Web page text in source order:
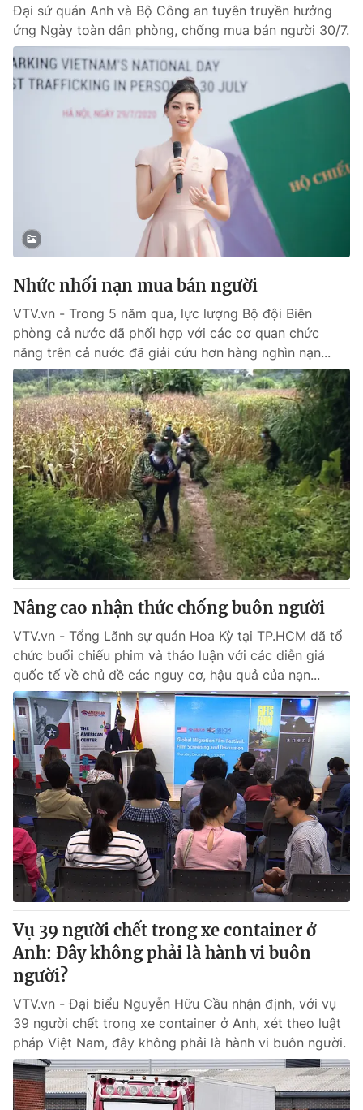
Đại sứ quán Anh và Bộ Công an tuyên truyền hưởng
ứng Ngày toàn dân phòng, chống mua bán người 30/7.
Nhức nhối nạn mua bán người
VTV.vn - Trong 5 năm qua, lực lượng Bộ đội Biên
phòng cả nước đã phối hợp với các cơ quan chức
năng trên cả nước đã giải cứu hơn hàng nghìn nạn...
Nâng cao nhận thức chống buôn người
VTV.vn - Tổng Lãnh sự quán Hoa Kỳ tại TP.HCM đã tổ
chức buổi chiếu phim và thảo luận với các diễn giả
quốc tế về chủ đề các nguy cơ, hậu quả của nạn...
Vụ 39 người chết trong xe container ở
Anh: Đây không phải là hành vi buôn
người?
VTV.vn - Đại biểu Nguyễn Hữu Cầu nhận định, với vụ
39 người chết trong xe container ở Anh, xét theo luật
pháp Việt Nam, đây không phải là hành vi buôn người.